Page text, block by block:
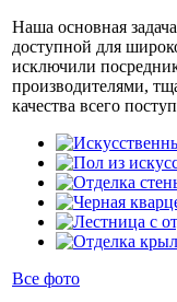
Наша основная
доступной для
исключили
производителями,
качества всего
Все фото